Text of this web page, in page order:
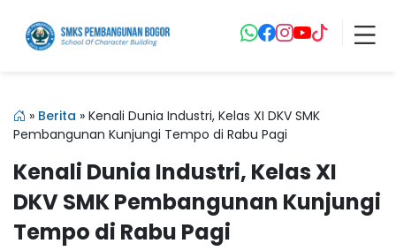
» Berita » Kenali Dunia Industri, Kelas XI DKV SMK
Pembangunan Kunjungi Tempo di Rabu Pagi
Kenali Dunia Industri, Kelas XI
DKV SMK Pembangunan Kunjungi
Tempo di Rabu Pagi